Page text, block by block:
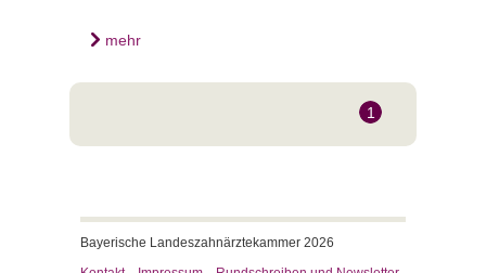
mehr
1
Bayerische Landeszahnärztekammer 2026